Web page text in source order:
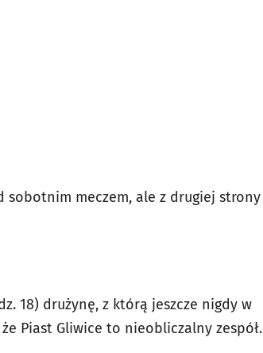
sobotnim meczem, ale z drugiej strony
18) drużynę, z którą jeszcze nigdy w
Piast Gliwice to nieobliczalny zespół.